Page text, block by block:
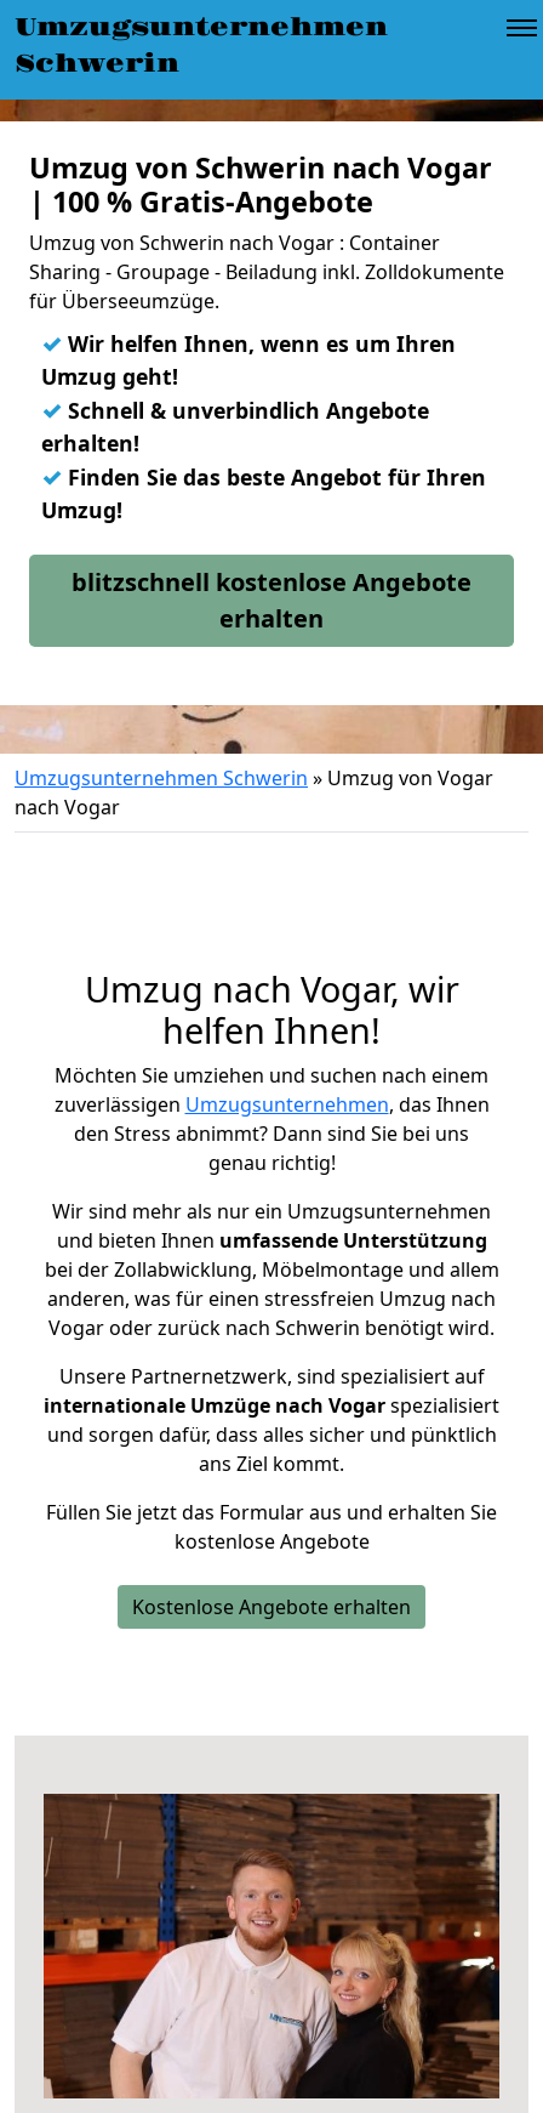
Umzugsunternehmen
Schwerin
Umzug von Schwerin nach Vogar
| 100 % Gratis-Angebote
Umzug von Schwerin nach Vogar : Container
Sharing - Groupage - Beiladung inkl. Zolldokumente
für Überseeumzüge.
✓ Wir helfen Ihnen, wenn es um Ihren
Umzug geht!
✓ Schnell & unverbindlich Angebote
erhalten!
✓ Finden Sie das beste Angebot für Ihren
Umzug!
blitzschnell kostenlose Angebote
erhalten
Umzugsunternehmen Schwerin » Umzug von Vogar
nach Vogar
Umzug nach Vogar, wir
helfen Ihnen!
Möchten Sie umziehen und suchen nach einem
zuverlässigen Umzugsunternehmen, das Ihnen
den Stress abnimmt? Dann sind Sie bei uns
genau richtig!
Wir sind mehr als nur ein Umzugsunternehmen
und bieten Ihnen umfassende Unterstützung
bei der Zollabwicklung, Möbelmontage und allem
anderen, was für einen stressfreien Umzug nach
Vogar oder zurück nach Schwerin benötigt wird.
Unsere Partnernetzwerk, sind spezialisiert auf
internationale Umzüge nach Vogarspezialisiert
und sorgen dafür, dass alles sicher und pünktlich
ans Ziel kommt.
Füllen Sie jetzt das Formular aus und erhalten Sie
kostenlose Angebote
Kostenlose Angebote erhalten